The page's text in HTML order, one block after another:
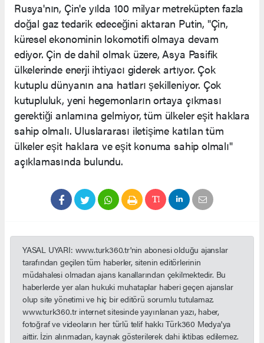
Rusya'nın, Çin'e yılda 100 milyar metreküpten fazla
doğal gaz tedarik edeceğini aktaran Putin, "Çin,
küresel ekonominin lokomotifi olmaya devam
ediyor. Çin de dahil olmak üzere, Asya Pasifik
ülkelerinde enerji ihtiyacı giderek artıyor. Çok
kutuplu dünyanın ana hatları şekilleniyor. Çok
kutupluluk, yeni hegemonların ortaya çıkması
gerektiği anlamına gelmiyor, tüm ülkeler eşit haklara
sahip olmalı. Uluslararası iletişime katılan tüm
ülkeler eşit haklara ve eşit konuma sahip olmalı"
açıklamasında bulundu.
YASAL UYARI: www.turk360.tr'nin abonesi olduğu ajanslar
tarafından geçilen tüm haberler, sitenin editörlerinin
müdahalesi olmadan ajans kanallarından çekilmektedir. Bu
haberlerde yer alan hukuki muhataplar haberi geçen ajanslar
olup site yönetimi ve hiç bir editörü sorumlu tutulamaz.
www.turk360.tr internet sitesinde yayınlanan yazı, haber,
fotoğraf ve videoların her türlü telif hakkı Türk360 Medya'ya
aittir. İzin alınmadan, kaynak gösterilerek dahi iktibas edilemez.